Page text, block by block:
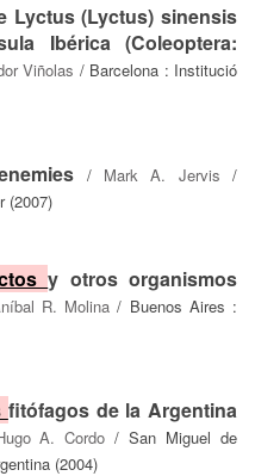
Lyctus (Lyctus) sinensis
Ibérica (Coleoptera:
Viñolas / Barcelona : Institució
/ Mark A. Jervis /
(2007)
y otros organismos
R. Molina / Buenos Aires :
fitófagos de la Argentina
A. Cordo / San Miguel de
(2004)